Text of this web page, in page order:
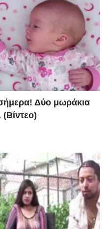
Δύο μωράκια